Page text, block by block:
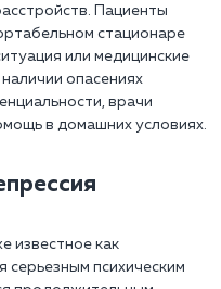
Пациенты
стационаре
или медицинские
опасениях
врачи
в домашних условиях.
известное как
серьезным психическим